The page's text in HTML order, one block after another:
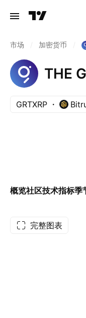
市场 加密货币
THE
GRTXRP
概览社区技术指标季
完整图表